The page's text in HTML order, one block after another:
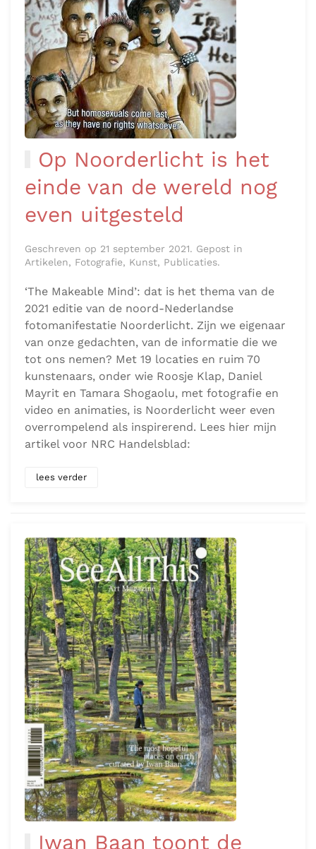
Op Noorderlicht is het
einde van de wereld nog
even uitgesteld
Geschreven op 21 september 2021. Gepost in
Artikelen, Fotografie, Kunst, Publicaties.
‘The Makeable Mind’: dat is het thema van de
2021 editie van de noord-Nederlandse
fotomanifestatie Noorderlicht. Zijn we eigenaar
van onze gedachten, van de informatie die we
tot ons nemen? Met 19 locaties en ruim 70
kunstenaars, onder wie Roosje Klap, Daniel
Mayrit en Tamara Shogaolu, met fotografie en
video en animaties, is Noorderlicht weer even
overrompelend als inspirerend. Lees hier mijn
artikel voor NRC Handelsblad:
lees verder
Iwan Baan toont de